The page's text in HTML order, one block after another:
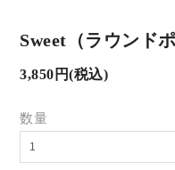
Sweet（ラウンド
3,850円(税込)
数量